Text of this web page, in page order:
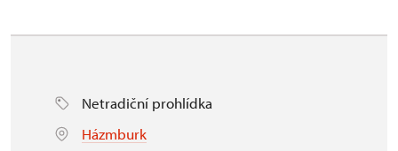
Netradiční prohlídka
Házmburk